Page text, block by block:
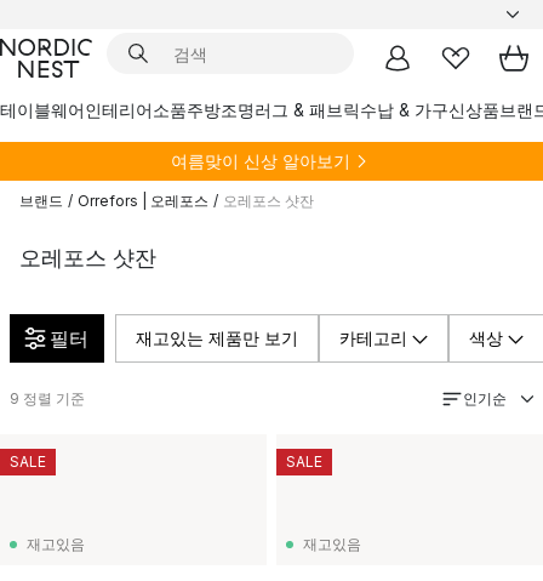
테이블웨어인테리어소품주방조명러그 & 패브릭수납 & 가구신상품브랜
여름맞이 신상 알아보기
브랜드 / Orrefors | 오레포스 / 오레포스 샷잔
오레포스 샷잔
필터 재고있는 제품만 보기 카테고리 색상
9 정렬 기준 인기순
재고있음
SALE
재고있음
SALE